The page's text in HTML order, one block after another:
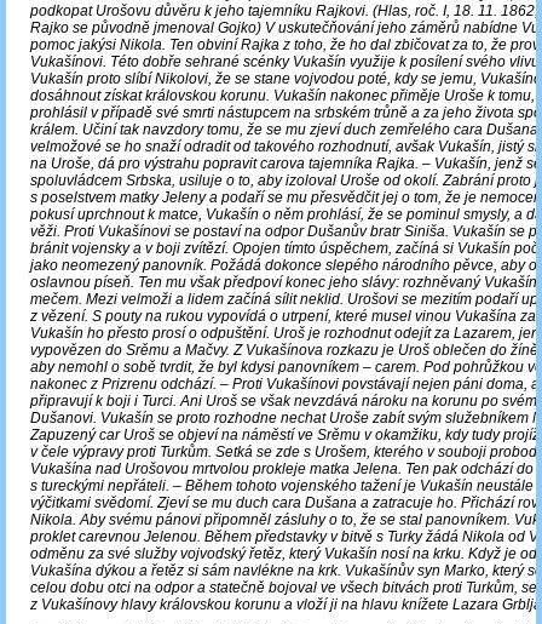
podkopat Urošovu důvěru k jeho tajemníku Rajkovi. (Hlas, roč. I, 18. 11. 1862,
Rajko se původně jmenoval Gojko) V uskutečňování jeho záměrů nabídne
pomoc jakýsi Nikola. Ten obviní Rajka z toho, že ho dal zbičovat za to, že
Vukašínovi. Této dobře sehrané scénky Vukašín využije k posílení svého
Vukašín proto slíbí Nikolovi, že se stane vojvodou poté, kdy se jemu,
dosáhnout získat královskou korunu. Vukašín nakonec přiměje Uroše k tomu,
prohlásil v případě své smrti nástupcem na srbském trůně a za jeho života
králem. Učiní tak navzdory tomu, že se mu zjeví duch zemřelého cara
velmožové se ho snaží odradit od takového rozhodnutí, avšak Vukašín, jistý si
na Uroše, dá pro výstrahu popravit carova tajemníka Rajka. – Vukašín, jenž
spoluvládcem Srbska, usiluje o to, aby izoloval Uroše od okolí. Zabrání proto
s poselstvem matky Jeleny a podaří se mu přesvědčit jej o tom, že je
pokusí uprchnout k matce, Vukašín o něm prohlásí, že se pominul smysly, a
věži. Proti Vukašínovi se postaví na odpor Dušanův bratr Siniša. Vukašín se
bránit vojensky a v boji zvítězí. Opojen tímto úspěchem, začíná si Vukašín
jako neomezený panovník. Požádá dokonce slepého národního pěvce, aby o
oslavnou píseň. Ten mu však předpoví konec jeho slávy: rozhněvaný
mečem. Mezi velmoži a lidem začíná sílit neklid. Urošovi se mezitím podaří
z vězení. S pouty na rukou vypovídá o utrpení, které musel vinou Vukašína
Vukašín ho přesto prosí o odpuštění. Uroš je rozhodnut odejít za Lazarem,
vypovězen do Srěmu a Mačvy. Z Vukašínova rozkazu je Uroš oblečen do
aby nemohl o sobě tvrdit, že byl kdysi panovníkem – carem. Pod pohrůžkou
nakonec z Prizrenu odchází. – Proti Vukašínovi povstávají nejen páni doma,
připravují k boji i Turci. Ani Uroš se však nevzdává nároku na korunu po svém
Dušanovi. Vukašín se proto rozhodne nechat Uroše zabít svým služebníkem
Zapuzený car Uroš se objeví na náměstí ve Srěmu v okamžiku, kdy tudy
v čele výpravy proti Turkům. Setká se zde s Urošem, kterého v souboji
Vukašína nad Urošovou mrtvolou prokleje matka Jelena. Ten pak odchází do
s tureckými nepřáteli. – Během tohoto vojenského tažení je Vukašín neustále
výčitkami svědomí. Zjeví se mu duch cara Dušana a zatracuje ho. Přichází
Nikola. Aby svému pánovi připomněl zásluhy o to, že se stal panovníkem.
proklet carevnou Jelenou. Během představky v bitvě s Turky žádá Nikola od
odměnu za své služby vojvodský řetěz, který Vukašín nosí na krku. Když je
Vukašína dýkou a řetěz si sám navlékne na krk. Vukašínův syn Marko, který
celou dobu otci na odpor a statečně bojoval ve všech bitvách proti Turkům,
z Vukašínovy hlavy královskou korunu a vloží ji na hlavu knížete Lazara